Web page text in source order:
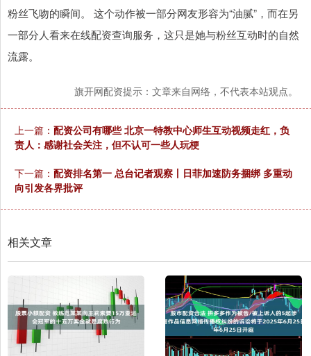
粉丝飞吻的瞬间。 这个动作被一部分网友形容为“油腻”，而在另
一部分人看来在线配资查询服务，这只是她与粉丝互动时的自然
流露。
旗开网配资提示：文章来自网络，不代表本站观点。
上一篇： 配资公司有哪些 北京一特教中心师生互动视频走红，负
责人：感谢社会关注，但不认可一些人玩梗
下一篇： 配资排名第一 总台记者观察丨日菲加速防务捆绑 多重动
向引发各界批评
相关文章